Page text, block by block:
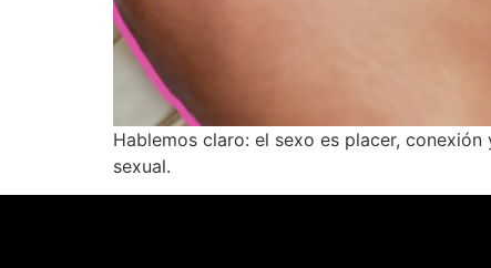
Hablemos claro: el sexo es placer,
sexual.